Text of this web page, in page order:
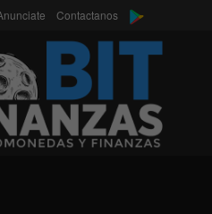
Contactanos